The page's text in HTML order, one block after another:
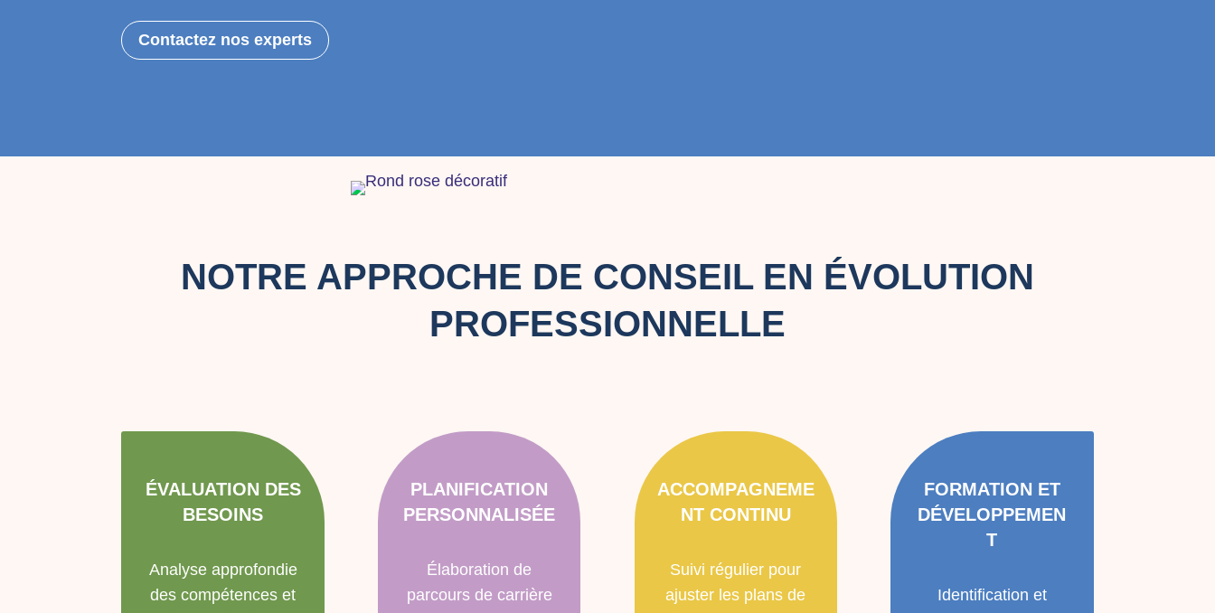
Contactez nos experts
NOTRE APPROCHE DE CONSEIL EN ÉVOLUTION
PROFESSIONNELLE
ÉVALUATION DES
BESOINS
Analyse approfondie
des compétences et
PLANIFICATION
PERSONNALISÉE
Élaboration de
parcours de carrière
ACCOMPAGNEME
NT CONTINU
Suivi régulier pour
ajuster les plans de
FORMATION ET
DÉVELOPPEMEN
T
Identification et